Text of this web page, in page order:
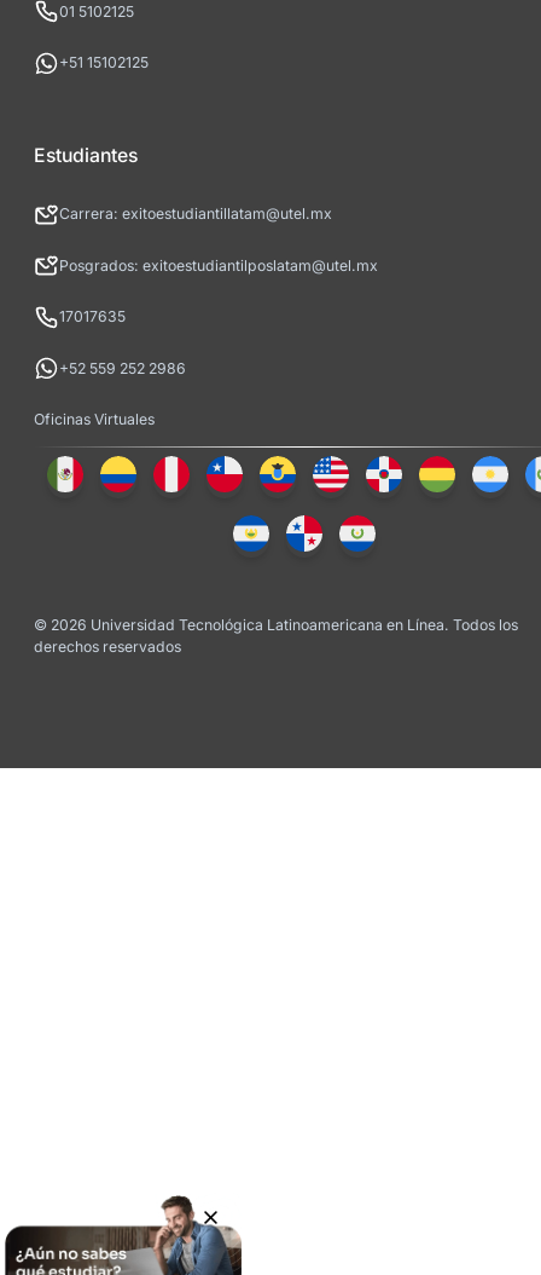
01 5102125
+51 15102125
Estudiantes
Carrera: exitoestudiantillatam@utel.mx
Posgrados: exitoestudiantilposlatam@utel.mx
17017635
+52 559 252 2986
Oficinas Virtuales
© 2026 Universidad Tecnológica Latinoamericana en Línea. Todos los
derechos reservados